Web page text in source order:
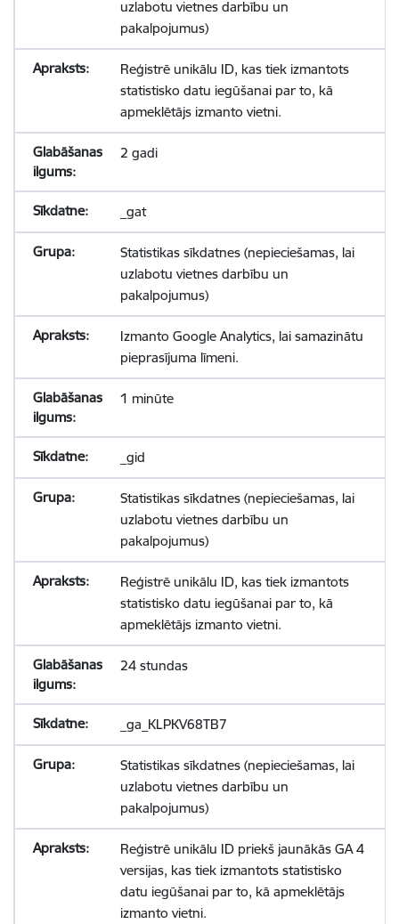
uzlabotu vietnes darbību un
pakalpojumus)
Reģistrē unikālu ID, kas tiek izmantots
statistisko datu iegūšanai par to, kā
apmeklētājs izmanto vietni.
2 gadi
_gat
Statistikas sīkdatnes (nepieciešamas, lai
uzlabotu vietnes darbību un
pakalpojumus)
Izmanto Google Analytics, lai samazinātu
pieprasījuma līmeni.
1 minūte
_gid
Statistikas sīkdatnes (nepieciešamas, lai
uzlabotu vietnes darbību un
pakalpojumus)
Reģistrē unikālu ID, kas tiek izmantots
statistisko datu iegūšanai par to, kā
apmeklētājs izmanto vietni.
24 stundas
_ga_KLPKV68TB7
Statistikas sīkdatnes (nepieciešamas, lai
uzlabotu vietnes darbību un
pakalpojumus)
Reģistrē unikālu ID priekš jaunākās GA 4
versijas, kas tiek izmantots statistisko
datu iegūšanai par to, kā apmeklētājs
izmanto vietni.